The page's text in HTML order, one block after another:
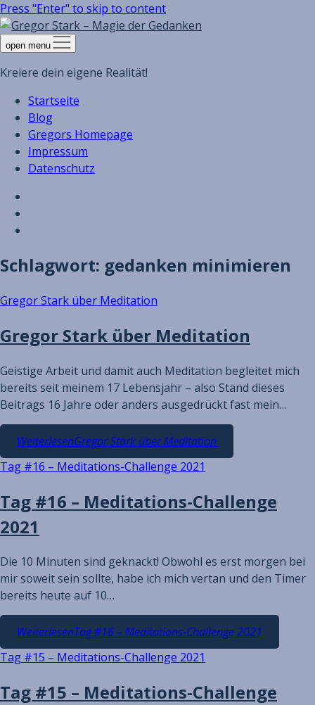
Press "Enter" to skip to content
open menu
Kreiere dein eigene Realität!
Startseite
Blog
Gregors Homepage
Impressum
Datenschutz
Schlagwort: gedanken minimieren
Gregor Stark über Meditation
Gregor Stark über Meditation
Geistige Arbeit und damit auch Meditation begleitet mich
bereits seit meinem 17 Lebensjahr – also Stand dieses
Beitrags 16 Jahre oder anders ausgedrückt fast mein…
WeiterlesenGregor Stark über Meditation
Tag #16 – Meditations-Challenge 2021
Tag #16 – Meditations-Challenge
2021
Die 10 Minuten sind geknackt! Obwohl es erst morgen bei
mir soweit sein sollte, habe ich mich vertan und den Timer
bereits heute auf 10…
WeiterlesenTag #16 – Meditations-Challenge 2021
Tag #15 – Meditations-Challenge 2021
Tag #15 – Meditations-Challenge